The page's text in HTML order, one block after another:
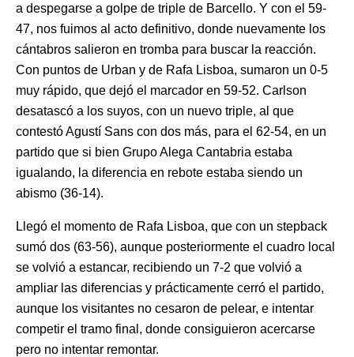
a despegarse a golpe de triple de Barcello. Y con el 59-
47, nos fuimos al acto definitivo, donde nuevamente los
cántabros salieron en tromba para buscar la reacción.
Con puntos de Urban y de Rafa Lisboa, sumaron un 0-5
muy rápido, que dejó el marcador en 59-52. Carlson
desatascó a los suyos, con un nuevo triple, al que
contestó Agustí Sans con dos más, para el 62-54, en un
partido que si bien Grupo Alega Cantabria estaba
igualando, la diferencia en rebote estaba siendo un
abismo (36-14).
Llegó el momento de Rafa Lisboa, que con un stepback
sumó dos (63-56), aunque posteriormente el cuadro local
se volvió a estancar, recibiendo un 7-2 que volvió a
ampliar las diferencias y prácticamente cerró el partido,
aunque los visitantes no cesaron de pelear, e intentar
competir el tramo final, donde consiguieron acercarse
pero no intentar remontar.